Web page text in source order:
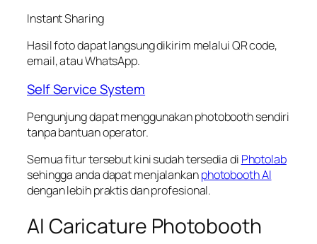
Instant Sharing
Hasil foto dapat langsung dikirim melalui QR code,
email, atau WhatsApp.
Self Service System
Pengunjung dapat menggunakan photobooth sendiri
tanpa bantuan operator.
Semua fitur tersebut kini sudah tersedia di Photolab
sehingga anda dapat menjalankanphotobooth AI
dengan lebih praktis dan profesional.
AI Caricature Photobooth